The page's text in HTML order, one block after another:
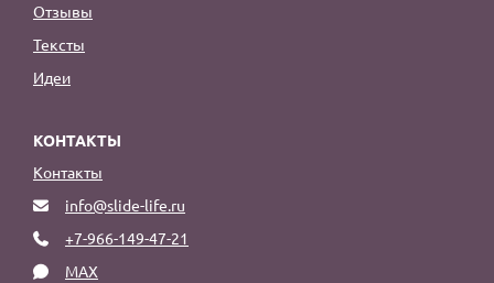
Отзывы
Тексты
Идеи
КОНТАКТЫ
Контакты
info@slide-life.ru
+7-966-149-47-21
MAX